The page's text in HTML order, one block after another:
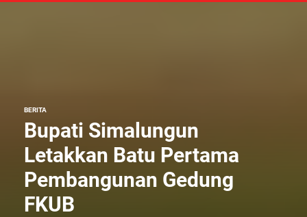
BERITA
Bupati Simalungun
Letakkan Batu Pertama
Pembangunan Gedung
FKUB